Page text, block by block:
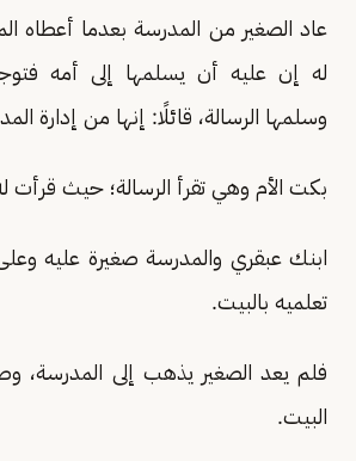
عاد الصغير من المدرسة بعدما أعطاه
له إن عليه أن يسلمها إلى أمه
وسلمها الرسالة، قائلًا: إنها من إدارة
بكت الأم وهي تقرأ الرسالة؛ حيث قرأت
ابنك عبقري والمدرسة صغيرة عليه
تعلميه بالبيت.
فلم يعد الصغير يذهب إلى المدرسة،
البيت.